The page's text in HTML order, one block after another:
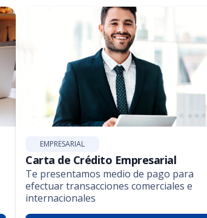
EMPRESARIAL
Carta de Crédito Empresarial
Te presentamos medio de pago para
efectuar transacciones comerciales e
internacionales